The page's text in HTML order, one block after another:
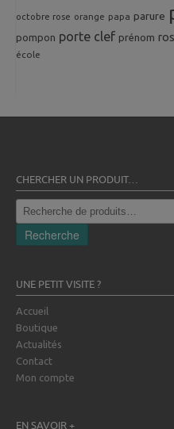
octobre rose orange papa parure
pompon porte clef prénom
école
CHERCHER UN PRODUIT…
Recherche
pour :
Recherche
UNE PETIT VISITE ?
Accueil
Boutique
Actualités
Contact
Mon compte
EN SAVOIR +